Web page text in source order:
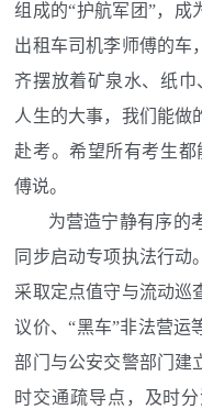
组成的“护航军团”，成
出租车司机李师傅的车
齐摆放着矿泉水、纸巾
人生的大事，我们能做
赴考。希望所有考生
傅说。
为营造宁静有序的考
同步启动专项执法行动
采取定点值守与流动巡
议价、“黑车”非法营运
部门与公安交警部门建
时交通疏导点，及时